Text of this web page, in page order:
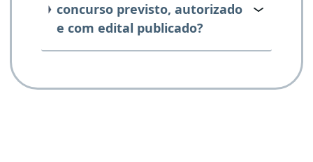
concurso previsto, autorizado
e com edital publicado?